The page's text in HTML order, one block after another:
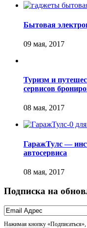
Бытовая
Туризм и
сервисов
ГаражТулс —
автосервиса
Подписка на
Нажимая кнопку «Подписаться»,